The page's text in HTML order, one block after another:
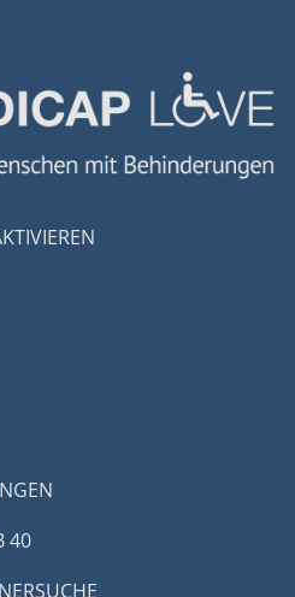
Personalisierung
zur Auswahl
von Inhalten
aus
der
40